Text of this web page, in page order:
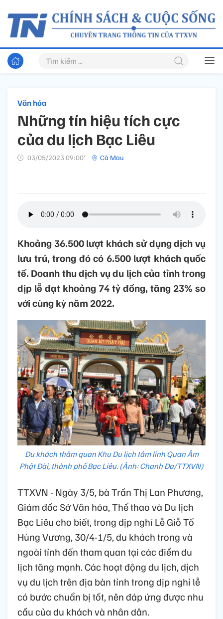
Văn hóa
Những tín hiệu tích cực
của du lịch Bạc Liêu
03/05/2023 09:00’ Cà Mau
Khoảng 36.500 lượt khách sử dụng dịch vụ
lưu trú, trong đó có 6.500 lượt khách quốc
tế. Doanh thu dịch vụ du lịch của tỉnh trong
dịp lễ đạt khoảng 74 tỷ đồng, tăng 23% so
với cùng kỳ năm 2022.
Du khách thăm quan Khu Du lịch tâm linh Quan Âm
Phật Đài, thành phố Bạc Liêu. (Ảnh: Chanh Đa/TTXVN)
TTXVN - Ngày 3/5, bà Trần Thị Lan Phương,
Giám đốc Sở Văn hóa, Thể thao và Du lịch
Bạc Liêu cho biết, trong dịp nghỉ Lễ Giỗ Tổ
Hùng Vương, 30/4-1/5, du khách trong và
ngoài tỉnh đến tham quan tại các điểm du
lịch tăng mạnh. Các hoạt động du lịch, dịch
vụ du lịch trên địa bàn tỉnh trong dịp nghỉ lễ
có bước chuẩn bị tốt, nên đáp ứng được nhu
cầu của du khách và nhân dân.